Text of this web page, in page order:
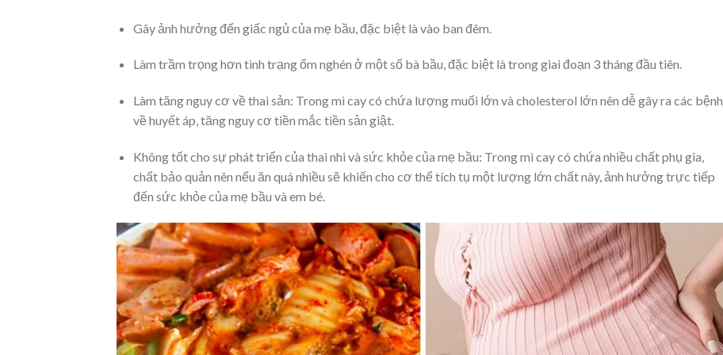
Gây ảnh hưởng đến giấc ngủ của mẹ bầu, đặc biệt là vào ban đêm.
Làm trầm trọng hơn tình trạng ốm nghén ở một số bà bầu, đặc biệt là trong giai đoạn 3 tháng đầu tiên.
Làm tăng nguy cơ về thai sản: Trong mì cay có chứa lượng muối lớn và cholesterol lớn nên dễ gây ra các bệnh
về huyết áp, tăng nguy cơ tiền mắc tiền sản giật.
Không tốt cho sự phát triển của thai nhi và sức khỏe của mẹ bầu: Trong mì cay có chứa nhiều chất phụ gia,
chất bảo quản nên nếu ăn quá nhiều sẽ khiến cho cơ thể tích tụ một lượng lớn chất này, ảnh hưởng trực tiếp
đến sức khỏe của mẹ bầu và em bé.